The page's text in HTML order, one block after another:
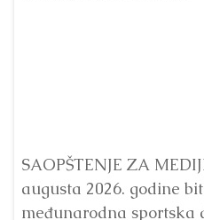
SAOPŠTENJE ZA
augusta 2026. godine
međunarodna sportska